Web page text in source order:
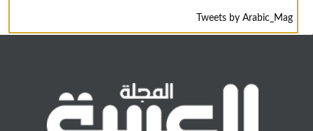
Tweets by Arabic_Mag